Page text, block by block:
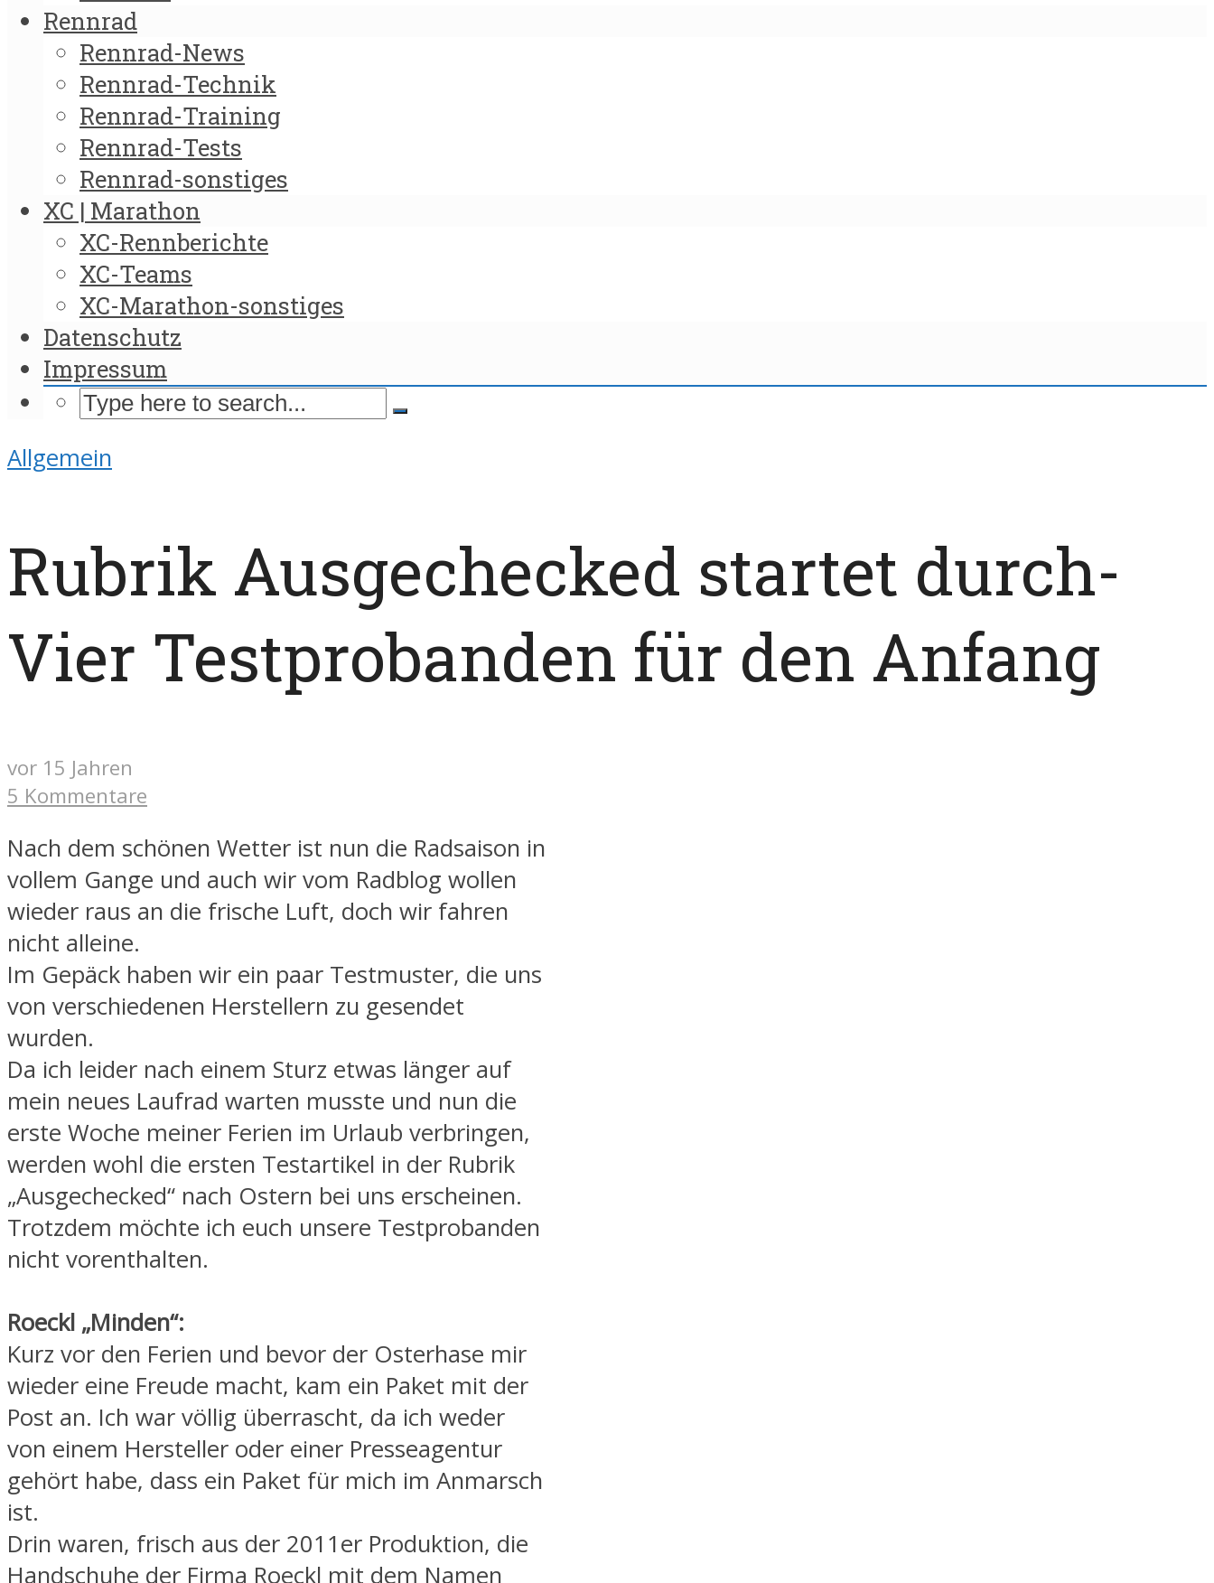
Rennrad
Rennrad-News
Rennrad-Technik
Rennrad-Training
Rennrad-Tests
Rennrad-sonstiges
XC | Marathon
XC-Rennberichte
XC-Teams
XC-Marathon-sonstiges
Datenschutz
Impressum
Allgemein
Rubrik Ausgechecked startet durch-
Vier Testprobanden für den Anfang
vor 15 Jahren
5 Kommentare
Nach dem schönen Wetter ist nun die Radsaison in
vollem Gange und auch wir vom Radblog wollen
wieder raus an die frische Luft, doch wir fahren
nicht alleine.
Im Gepäck haben wir ein paar Testmuster, die uns
von verschiedenen Herstellern zu gesendet
wurden.
Da ich leider nach einem Sturz etwas länger auf
mein neues Laufrad warten musste und nun die
erste Woche meiner Ferien im Urlaub verbringen,
werden wohl die ersten Testartikel in der Rubrik
„Ausgechecked“ nach Ostern bei uns erscheinen.
Trotzdem möchte ich euch unsere Testprobanden
nicht vorenthalten.
Roeckl „Minden“:
Kurz vor den Ferien und bevor der Osterhase mir
wieder eine Freude macht, kam ein Paket mit der
Post an. Ich war völlig überrascht, da ich weder
von einem Hersteller oder einer Presseagentur
gehört habe, dass ein Paket für mich im Anmarsch
ist.
Drin waren, frisch aus der 2011er Produktion, die
Handschuhe der Firma Roeckl mit dem Namen